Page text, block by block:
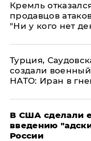
Кремль
продавцов
"Ни у кого нет
Турция,
создали
НАТО: Иран в
В США сделали
введению
России